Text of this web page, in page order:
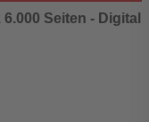
Seiten - Digital